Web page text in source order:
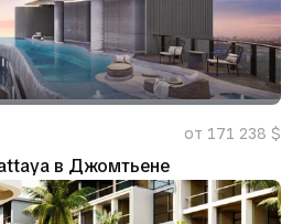
от 171 238 $
в Джомтьене